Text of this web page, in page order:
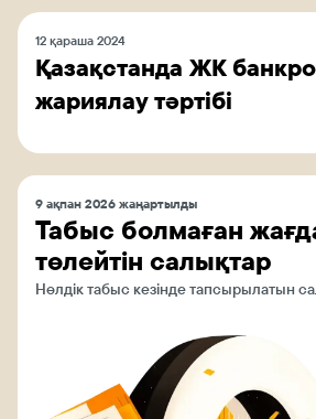
12 қараша 2024
Қазақстанда ЖК
жариялау тәртібі
9 ақпан 2026 жаңартылды
Табыс болмаған
төлейтін салықтар
Нөлдік табыс кезінде тапсырылатын